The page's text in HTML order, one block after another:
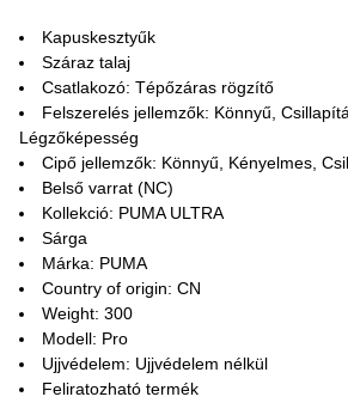
Kapuskesztyűk
Száraz talaj
Csatlakozó: Tépőzáras rögzítő
Felszerelés jellemzők: Könnyű,
Légzőképesség
Cipő jellemzők: Könnyű, Kényelmes,
Belső varrat (NC)
Kollekció: PUMA ULTRA
Sárga
Márka: PUMA
Country of origin: CN
Weight: 300
Modell: Pro
Ujjvédelem: Ujjvédelem nélkül
Feliratozható termék